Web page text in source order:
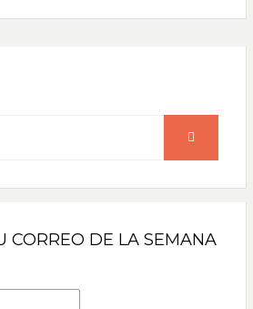
SEARCH
CORREO DE LA SEMANA